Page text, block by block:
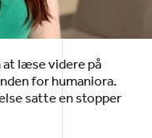
læse videre på
for humaniora.
satte en stopper